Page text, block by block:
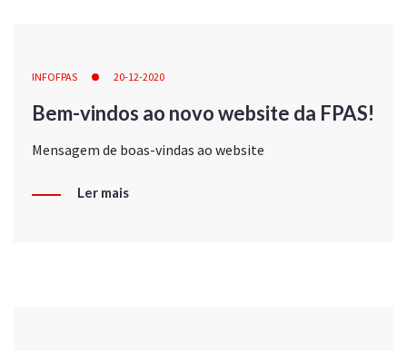
INFOFPAS 20-12-2020
Bem-vindos ao novo website da FPAS!
Mensagem de boas-vindas ao website
Ler mais